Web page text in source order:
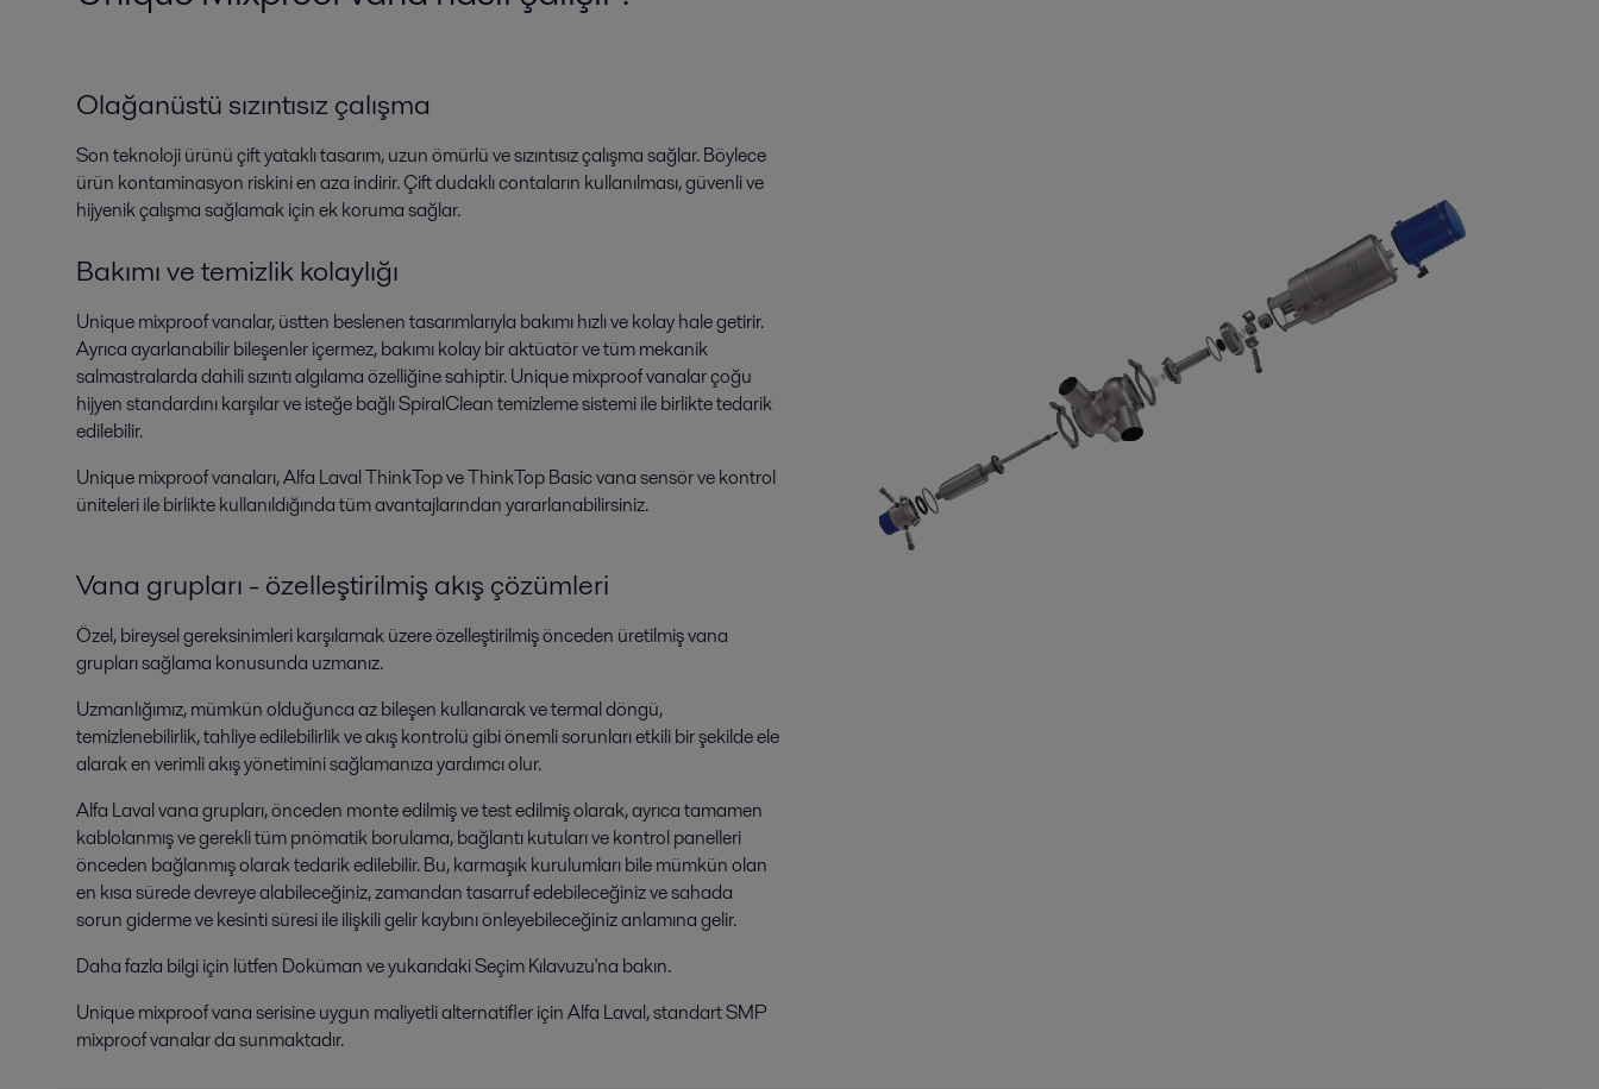
Olağanüstü sızıntısız çalışma
Son teknoloji ürünü çift yataklı tasarım, uzun ömürlü ve sızıntısız çalışma sağlar. Böylece
ürün kontaminasyon riskini en aza indirir. Çift dudaklı contaların kullanılması, güvenli ve
hijyenik çalışma sağlamak için ek koruma sağlar.
Bakımı ve temizlik kolaylığı
Unique mixproof vanalar, üstten beslenen tasarımlarıyla bakımı hızlı ve kolay hale getirir.
Ayrıca ayarlanabilir bileşenler içermez, bakımı kolay bir aktüatör ve tüm mekanik
salmastralarda dahili sızıntı algılama özelliğine sahiptir. Unique mixproof vanalar çoğu
hijyen standardını karşılar ve isteğe bağlı SpiralClean temizleme sistemi ile birlikte tedarik
edilebilir.
Unique mixproof vanaları, Alfa Laval ThinkTop ve ThinkTop Basic vana sensör ve kontrol
üniteleri ile birlikte kullanıldığında tüm avantajlarından yararlanabilirsiniz.
Vana grupları - özelleştirilmiş akış çözümleri
Özel, bireysel gereksinimleri karşılamak üzere özelleştirilmiş önceden üretilmiş vana
grupları sağlama konusunda uzmanız.
Uzmanlığımız, mümkün olduğunca az bileşen kullanarak ve termal döngü,
temizlenebilirlik, tahliye edilebilirlik ve akış kontrolü gibi önemli sorunları etkili bir şekilde ele
alarak en verimli akış yönetimini sağlamanıza yardımcı olur.
Alfa Laval vana grupları, önceden monte edilmiş ve test edilmiş olarak, ayrıca tamamen
kablolanmış ve gerekli tüm pnömatik borulama, bağlantı kutuları ve kontrol panelleri
önceden bağlanmış olarak tedarik edilebilir. Bu, karmaşık kurulumları bile mümkün olan
en kısa sürede devreye alabileceğiniz, zamandan tasarruf edebileceğiniz ve sahada
sorun giderme ve kesinti süresi ile ilişkili gelir kaybını önleyebileceğiniz anlamına gelir.
Daha fazla bilgi için lütfen Doküman ve yukarıdaki Seçim Kılavuzu'na bakın.
Unique mixproof vana serisine uygun maliyetli alternatifler için Alfa Laval, standart SMP
mixproof vanalar da sunmaktadır.